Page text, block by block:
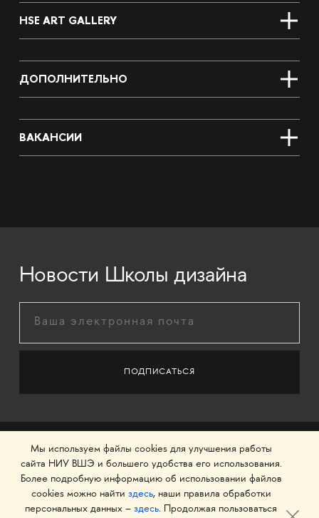
HSE ART GALLERY
ДОПОЛНИТЕЛЬНО
ВАКАНСИИ
Новости Школы дизайна
Мы используем файлы cookies для улучшения работы
сайта НИУ ВШЭ и большего удобства его использования.
Более подробную информацию об использовании файлов
cookies можно найти здесь, наши правила обработки
персональных данных – здесь. Продолжая пользоваться